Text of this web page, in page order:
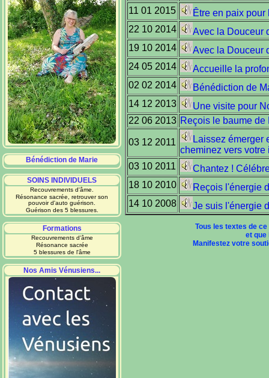
Bénédiction de Marie
SOINS INDIVIDUELS
Recouvrements d'âme.
Résonance sacrée, retrouver son
pouvoir d'auto guérison.
Guérison des 5 blessures.
Formations
Recouvrements d'âme
Résonance sacrée
5 blessures de l'âme
Nos Amis Vénusiens...
11 01 2015
Être en paix pour
22 10 2014
Avec la Douceur
19 10 2014
Avec la Douceur
24 05 2014
Accueille la
02 02 2014
Bénédiction de
14 12 2013
Une visite pour
22 06 2013 Reçois le baume
03 12 2011
Laissez émerger
cheminez vers votre
03 10 2011
Chantez !
18 10 2010
Reçois l'énergie
14 10 2008
Je suis l'énergie
Tous les textes de
et
Manifestez votre